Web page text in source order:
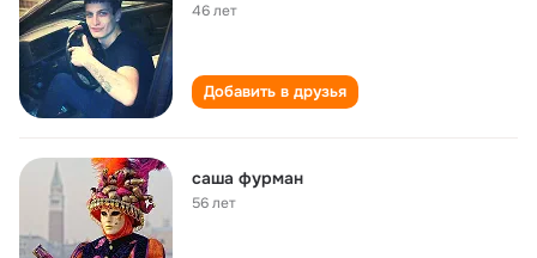
46 лет
Добавить в друзья
саша фурман
56 лет